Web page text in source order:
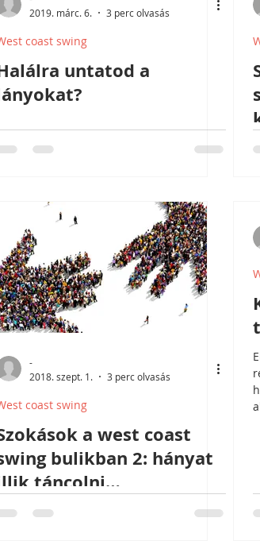
2019. márc. 6.
3 perc olvasás
coast swing
untatod a
-
2018. szept. 1.
3 perc olvasás
coast swing
a west coast
bulikban 2: hányat
táncolni
egy